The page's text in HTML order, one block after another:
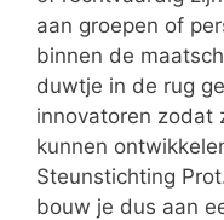
aan groepen of
binnen de
duwtje in de rug
innovatoren zodat
kunnen
Steunstichting
bouw je dus aan